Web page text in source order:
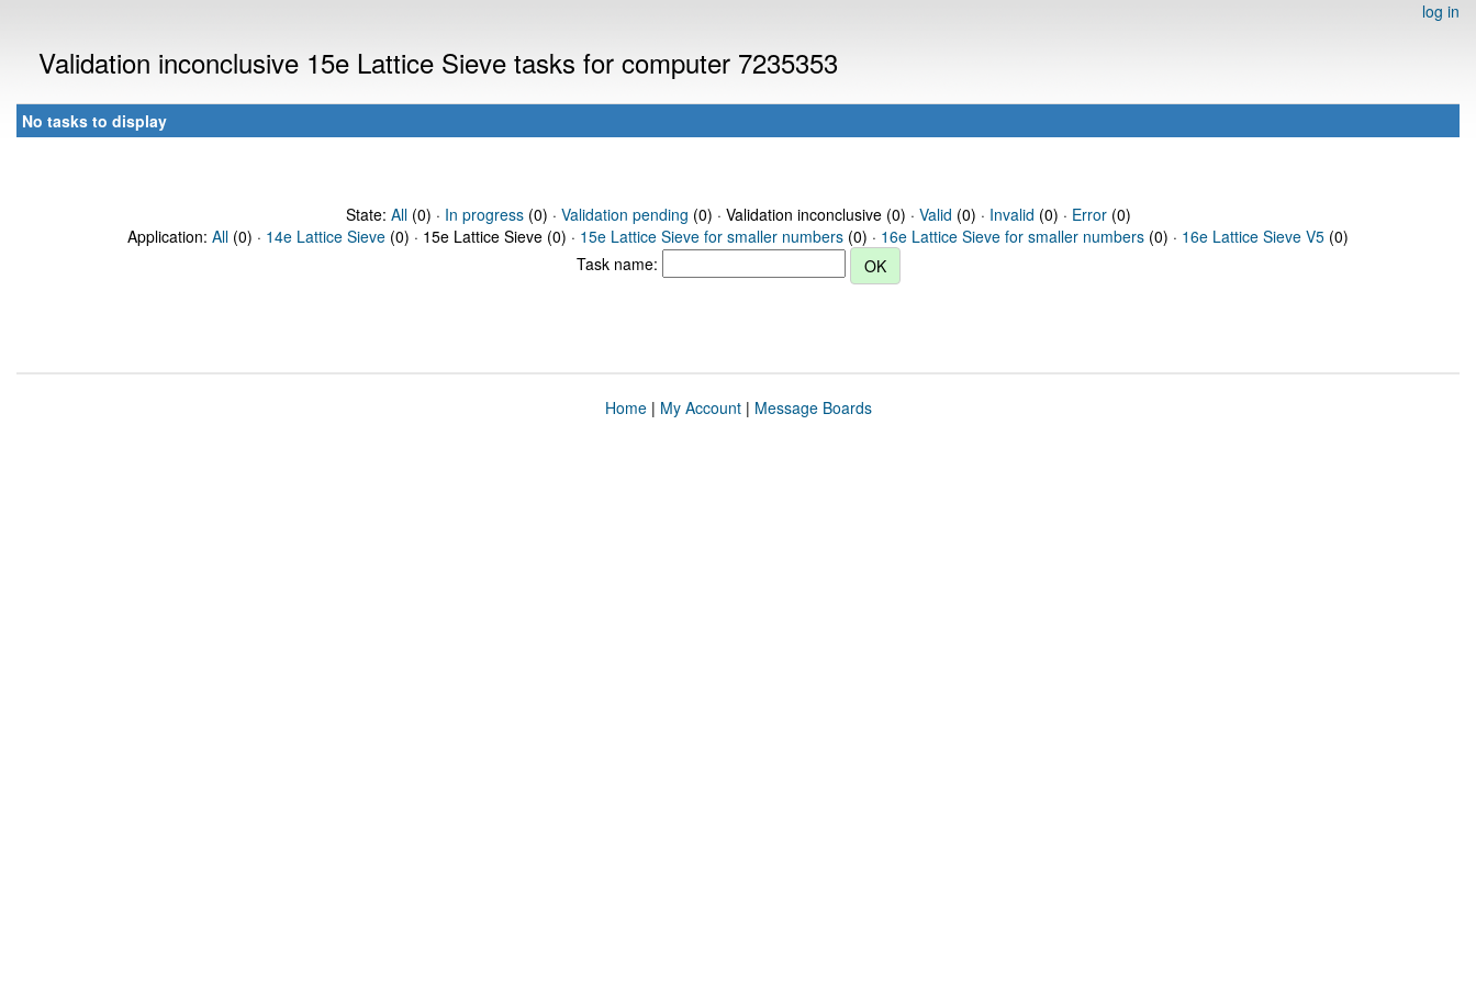
log in
Validation inconclusive 15e Lattice Sieve tasks for computer 7235353
No tasks to display
State: All(0) · In progress(0) · Validation pending (0) · Validation inconclusive (0) · Valid (0) · Invalid (0) · Error(0)
Application: All (0) · 14e Lattice Sieve (0) · 15e Lattice Sieve (0) · 15e Lattice Sieve for smaller numbers (0) · 16e Lattice Sieve for smaller numbers (0) · 16e Lattice Sieve V5 (0)
Task name:
Home| My Account| Message Boards